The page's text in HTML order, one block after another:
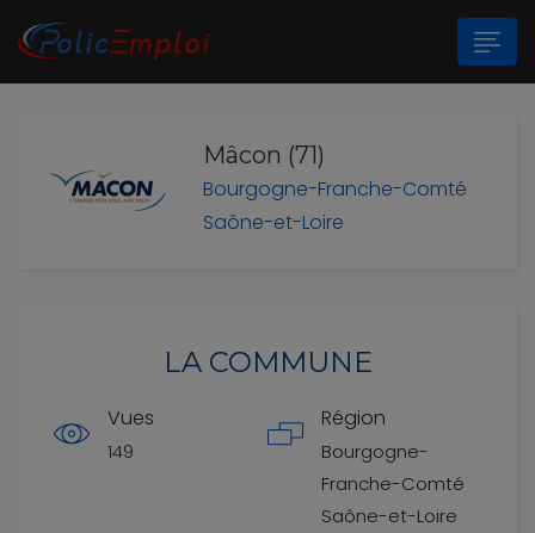
submenu (Les Polices Municipales)
submenu (A propos)
Mâcon (71)
Bourgogne-Franche-Comté
Saône-et-Loire
LA COMMUNE
Vues
149
Région
Bourgogne-
Franche-Comté
Saône-et-Loire